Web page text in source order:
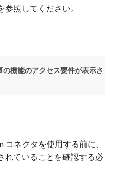
参照してください。
機能のアクセス要件が表示さ
コネクタを使用する前に、
れていることを確認する必